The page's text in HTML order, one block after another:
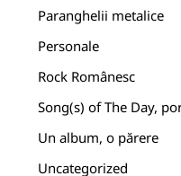
Paranghelii metalice
Personale
Rock Românesc
Song(s) of The Day,
Un album, o părere
Uncategorized